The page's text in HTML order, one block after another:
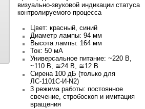
визуально-звуковой индикации статуса
контролируемого процесса
Цвет: красный, синий
Диаметр лампы: 94 мм
Высота лампы: 164 мм
Ток: 50 мА
Универсальное питание: ~220 В,
~110 В, ≅24 В, ≅12 В
Сирена 100 дБ (только для
ЛС-1101С-И-N2)
3 режима работы: постоянное
свечение, стробоскоп и имитация
вращения